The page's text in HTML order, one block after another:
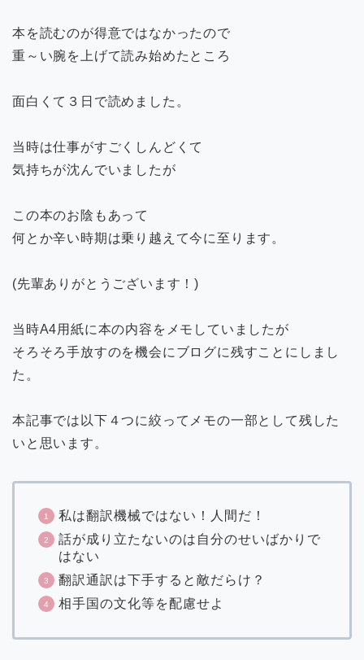
本を読むのが得意ではなかったので
重～い腕を上げて読み始めたところ
面白くて３日で読めました。
当時は仕事がすごくしんどくて
気持ちが沈んでいましたが
この本のお陰もあって
何とか辛い時期は乗り越えて今に至ります。
(先輩ありがとうございます！)
当時A4用紙に本の内容をメモしていましたが
そろそろ手放すのを機会にブログに残すことにしまし
た。
本記事では以下４つに絞ってメモの一部として残した
いと思います。
私は翻訳機械ではない！人間だ！
話が成り立たないのは自分のせいばかりで
はない
翻訳通訳は下手すると敵だらけ？
相手国の文化等を配慮せよ